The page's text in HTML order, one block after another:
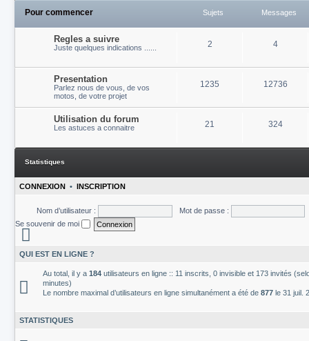
Pour commencer Sujets Messages
Regles a suivre
Juste quelques indications ...... 2 4
Presentation
Parlez nous de vous, de vos
motos, de votre projet
1235 12736
Utilisation du forum
Les astuces a connaitre 21 324
Statistiques
CONNEXION • INSCRIPTION
Nom d’utilisateur :
Mot de passe :
Se souvenir de moi
QUI EST EN LIGNE ?
Au total, il y a 184 utilisateurs en ligne :: 11 inscrits, 0 invisible et 173 invités
minutes)
Le nombre maximal d’utilisateurs en ligne simultanément a été de 877 le 31 juil.
STATISTIQUES